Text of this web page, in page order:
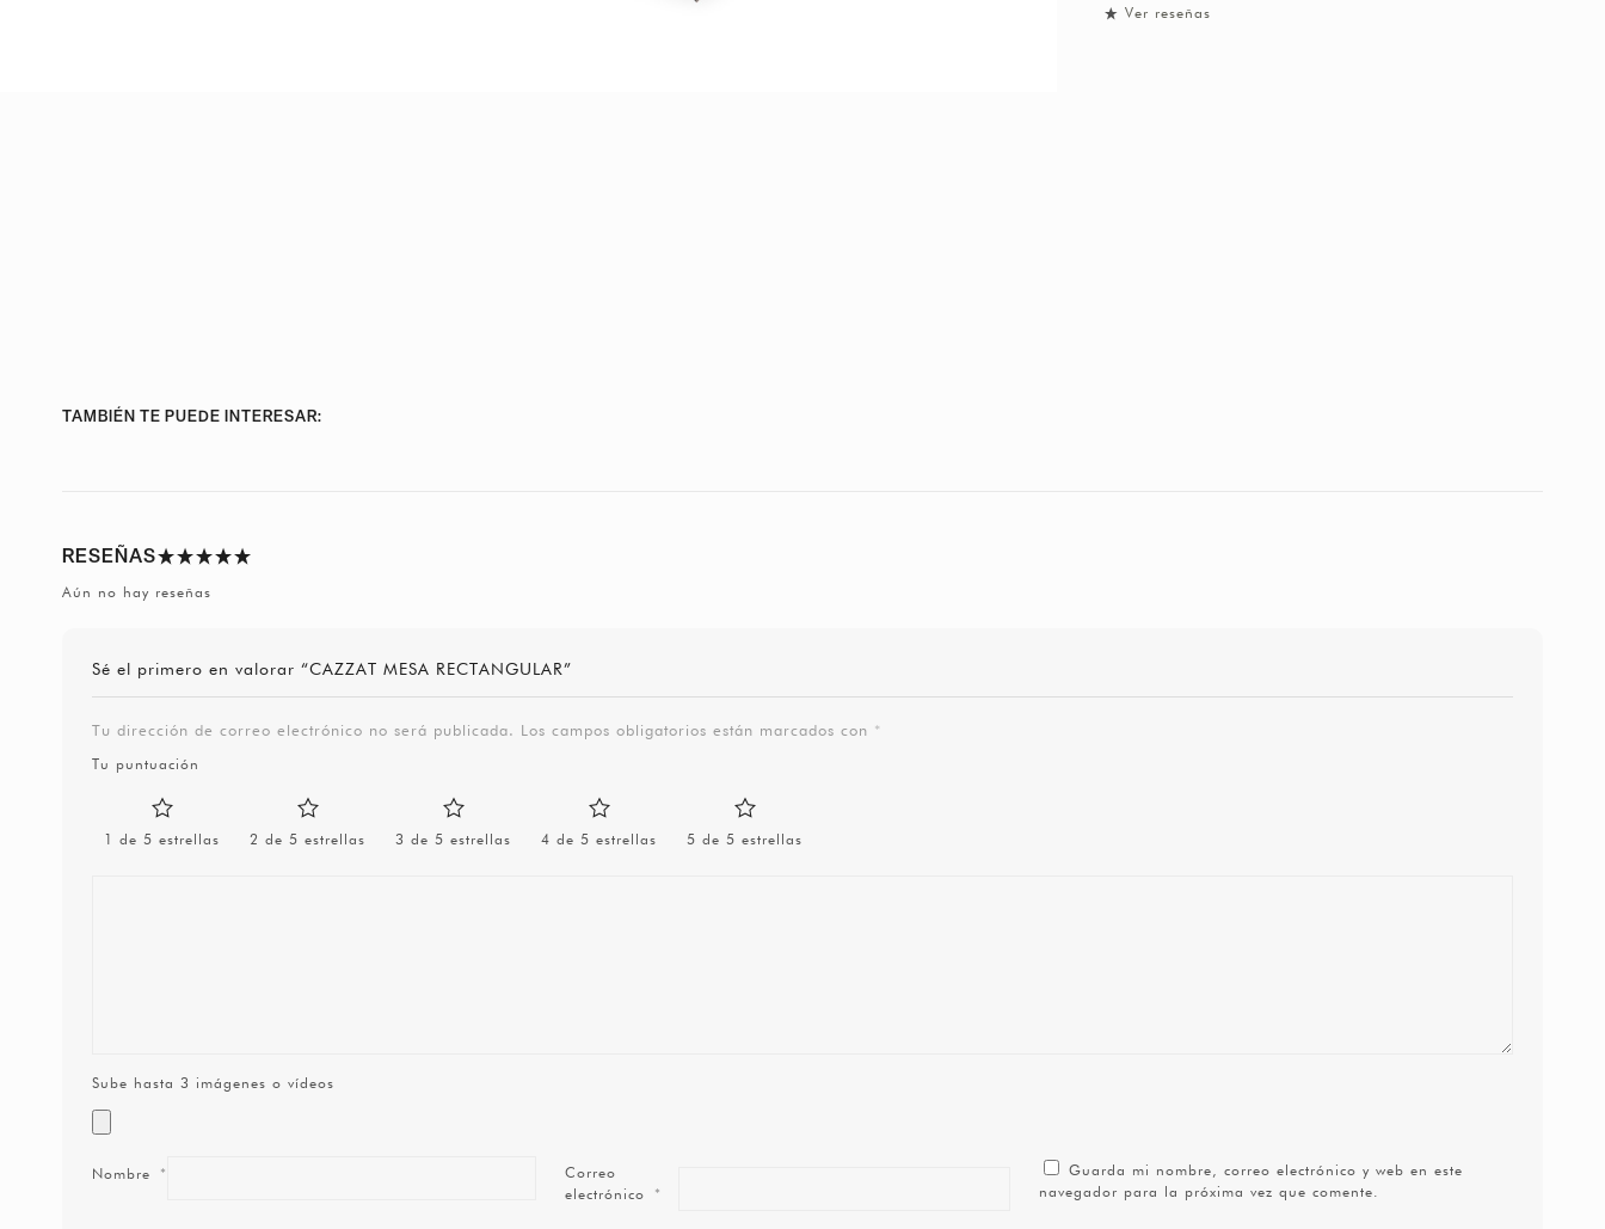
Ver reseñas
TAMBIÉN TE PUEDE INTERESAR:
RESEÑAS
Aún no hay reseñas
Sé el primero en valorar “CAZZAT MESA RECTANGULAR”
Tu dirección de correo electrónico no será publicada. Los campos obligatorios están marcados con *
Tu puntuación
1 de 5 estrellas 2 de 5 estrellas 3 de 5 estrellas 4 de 5 estrellas 5 de 5 estrellas
Sube hasta 3 imágenes o vídeos
Nombre *
Correo
electrónico *
Guarda mi nombre, correo electrónico y web en este
navegador para la próxima vez que comente.